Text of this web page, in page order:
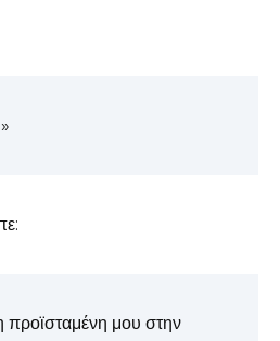
προϊσταμένη μου στην